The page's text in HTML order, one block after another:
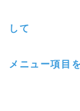
して
メニュー項目